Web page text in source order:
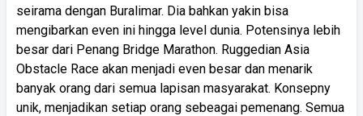
seirama dengan Buralimar. Dia bahkan yakin bisa
mengibarkan even ini hingga level dunia. Potensinya lebih
besar dari Penang Bridge Marathon. Ruggedian Asia
Obstacle Race akan menjadi even besar dan menarik
banyak orang dari semua lapisan masyarakat. Konsepny
unik, menjadikan setiap orang sebeagai pemenang. Semua